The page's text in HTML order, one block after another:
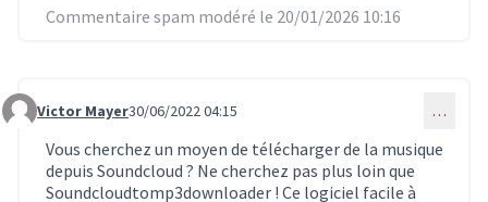
Commentaire spam modéré le 20/01/2026 10:16
Commentaire 4562
Victor Mayer30/06/2022 04:15 …
Vous cherchez un moyen de télécharger de la musique
depuis Soundcloud ? Ne cherchez pas plus loin que
Soundcloudtomp3downloader ! Ce logiciel facile à